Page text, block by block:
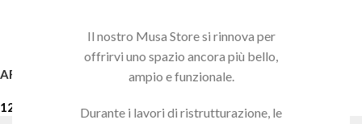
Il nostro Musa Store si rinnova per
offrirvi uno spazio ancora più bello,
ampio e funzionale.
Durante i lavori di ristrutturazione, le
ART GEL 01
12,90
ART GEL 02
12,90